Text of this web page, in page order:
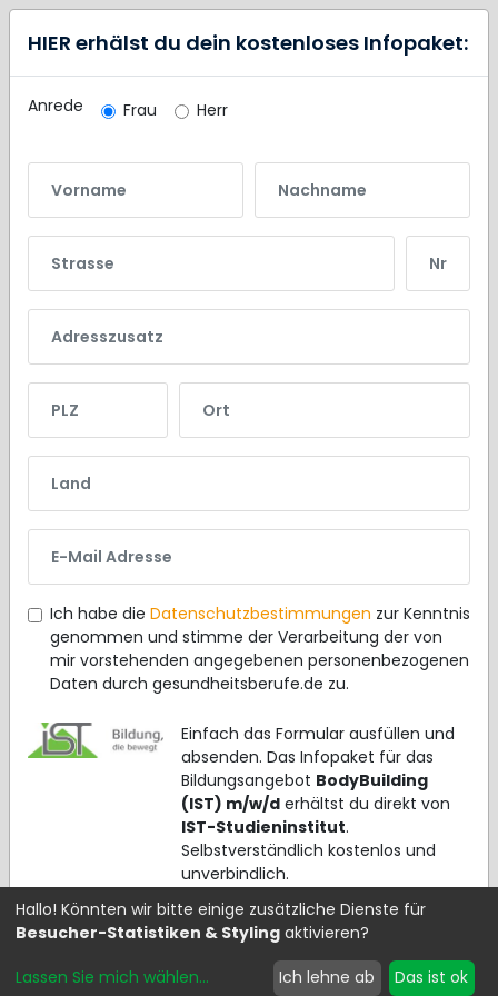
HIER erhälst du dein kostenloses Infopaket:
Anrede Frau Herr
Ich habe die Datenschutzbestimmungen zur Kenntnis
genommen und stimme der Verarbeitung der von
mir vorstehenden angegebenen personenbezogenen
Daten durch gesundheitsberufe.de zu.
Einfach das Formular ausfüllen und
absenden. Das Infopaket für das
Bildungsangebot BodyBuilding
(IST) m/w/derhältst du direkt von
IST-Studieninstitut.
Selbstverständlich kostenlos und
unverbindlich.
Kostenloses Infopaket anfordern >>>
Hallo! Könnten wir bitte einige zusätzliche Dienste für
Besucher-Statistiken & Styling aktivieren?
Lassen Sie mich wählen... Ich lehne ab Das ist ok